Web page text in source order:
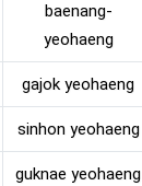
baenang-
yeohaeng
gajok yeohaeng
sinhon yeohaeng
guknae yeohaeng